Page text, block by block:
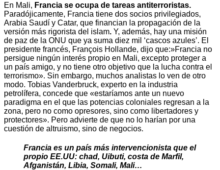
En Mali, Francia se ocupa de tareas antiterroristas.
Paradójicamente, Francia tiene dos socios privilegiados,
Arabia Saudí y Catar, que financian la propagación de la
versión más rigorista del islam. Y, además, hay una misión
de paz de la ONU que ya suma diez mil ‘cascos azules’. El
presidente francés, François Hollande, dijo que:»Francia no
persigue ningún interés propio en Mali, excepto proteger a
un país amigo, y no tiene otro objetivo que la lucha contra el
terrorismo». Sin embargo, muchos analistas lo ven de otro
modo. Tobias Vanderbruck, experto en la industria
petrolífera, concede que «estaríamos ante un nuevo
paradigma en el que las potencias coloniales regresan a la
zona, pero no como opresores, sino como libertadores y
protectores». Pero advierte de que no lo harían por una
cuestión de altruismo, sino de negocios.
Francia es un país más intervencionista que el
propio EE.UU: chad, Uibuti, costa de Marfil,
Afganistán, Libia, Somali, Mali…